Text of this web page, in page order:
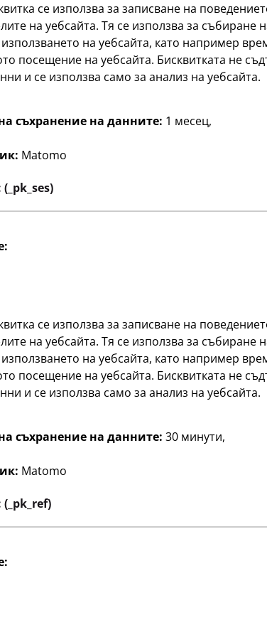
и Майсторене Творчество и
за клиента
филиали
Социални
се използва за записване на
на уебсайта. Тя се използва за събиране
на уебсайта, като например
посещение на уебсайта. Бисквитката не
и се използва само за анализ на уебсайта.
съхранение на данните: 1 месец,
Matomo
се използва за записване на
на уебсайта. Тя се използва за събиране
на уебсайта, като например
посещение на уебсайта. Бисквитката не
и се използва само за анализ на уебсайта.
съхранение на данните: 30 минути,
Matomo